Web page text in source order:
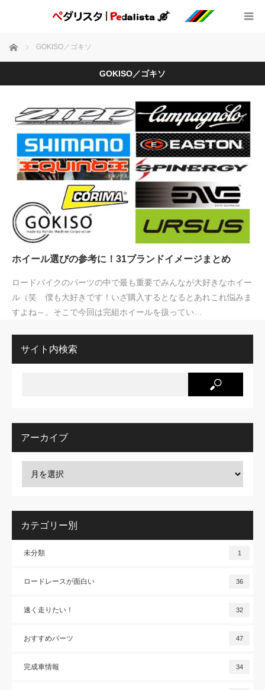
ホーム GOKISO／ゴキソ
GOKISO／ゴキソ
ホイール選びの参考に！31ブランドイメージまとめ
ロードバイクのパーツの中で最も重要でみんなが大好きなホイー
ル（笑 僕も大好きです！いざ購入するとなるとあれこれ悩みま
すよね～。そこで今回は完組ホイールを扱ってい…
サイト内検索
アーカイブ
カテゴリー別
未分類 1
ロードレースが面白い 36
速く走りたい！ 32
おすすめパーツ 47
完成車情報 34